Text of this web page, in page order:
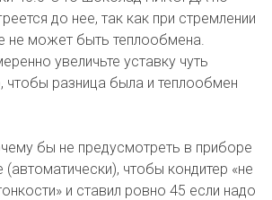
до нее, так как при стремлении
не может быть теплообмена.
увеличьте уставку чуть
разница была и теплообмен
бы не предусмотреть в приборе
(автоматически), чтобы кондитер «не
и ставил ровно 45 если надо